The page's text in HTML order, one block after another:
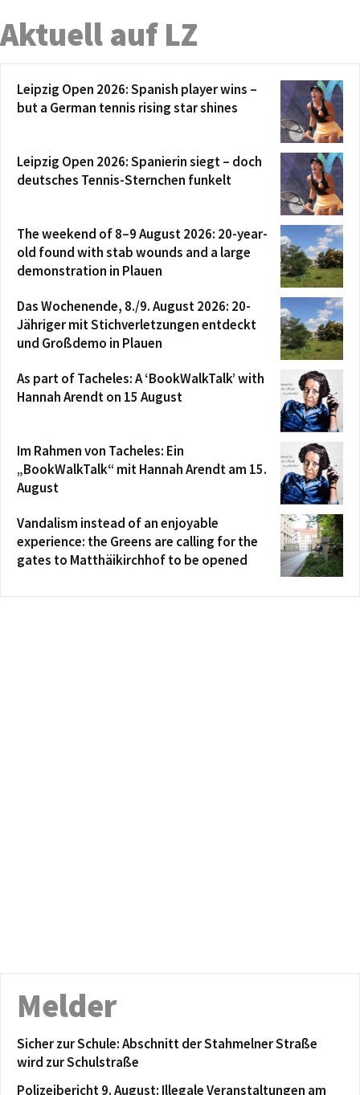
Aktuell auf LZ
Leipzig Open 2026: Spanish player wins –
but a German tennis rising star shines
Leipzig Open 2026: Spanierin siegt – doch
deutsches Tennis-Sternchen funkelt
The weekend of 8–9 August 2026: 20-year-
old found with stab wounds and a large
demonstration in Plauen
Das Wochenende, 8./9. August 2026: 20-
Jähriger mit Stichverletzungen entdeckt
und Großdemo in Plauen
As part of Tacheles: A ‘BookWalkTalk’ with
Hannah Arendt on 15 August
Im Rahmen von Tacheles: Ein
„BookWalkTalk“ mit Hannah Arendt am 15.
August
Vandalism instead of an enjoyable
experience: the Greens are calling for the
gates to Matthäikirchhof to be opened
Melder
Sicher zur Schule: Abschnitt der Stahmelner Straße
wird zur Schulstraße
Polizeibericht 9. August: Illegale Veranstaltungen am